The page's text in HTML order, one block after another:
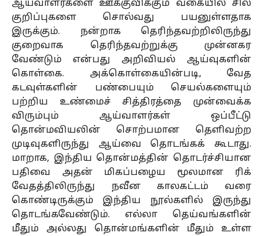
ஆய்வாளர்களை ஊக்குவிக்கும் வகையில் சில
குறிப்புகளை சொல்வது பயனுள்ளதாக
இருக்கும். நன்றாக தெரிந்தவற்றிலிருந்து
குறைவாக தெரிந்தவற்றுக்கு முன்னகர
வேண்டும் என்பது அறிவியல் ஆய்வுகளின்
கொள்கை. அக்கொள்கையின்படி, வேத
கடவுள்களின் பண்பையும் செயல்களையும்
பற்றிய உண்மைச் சித்திரத்தை முன்வைக்க
விரும்பும் ஆய்வாளர்கள் ஒப்பீட்டு
தொன்மவியலின் சொற்பமான தெளிவற்ற
முடிவுகளிருந்து ஆய்வை தொடங்கக் கூடாது.
மாறாக, இந்திய தொன்மத்தின் தொடர்ச்சியான
பதிவை அதன் மிகப்பழைய மூலமான ரிக்
வேதத்திலிருந்து நவீன காலகட்டம் வரை
கொண்டிருக்கும் இந்திய நூல்களில் இருந்து
தொடங்கவேண்டும். எல்லா தெய்வங்களின்
மீதும் அல்லது தொன்மங்களின் மீதும் உள்ள